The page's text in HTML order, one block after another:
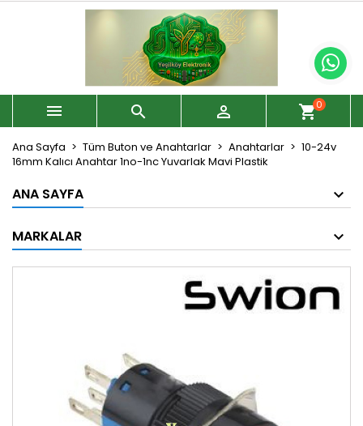
   shopping_cart0
Ana Sayfa Tüm Buton ve Anahtarlar Anahtarlar
10-24v
16mm Kalıcı Anahtar 1no-1nc Yuvarlak Mavi Plastik
ANA SAYFA
MARKALAR